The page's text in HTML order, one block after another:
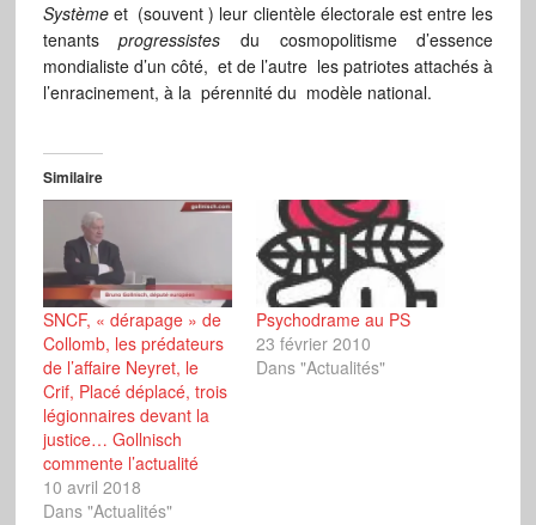
Systèmeet (souvent ) leur clientèle électorale est entre les
tenantsprogressistes du cosmopolitisme d’essence
mondialiste d’un côté, et de l’autre les patriotes attachés à
l’enracinement, à la pérennité du modèle national.
Similaire
SNCF, « dérapage » de
Collomb, les prédateurs
de l’affaire Neyret, le
Crif, Placé déplacé, trois
légionnaires devant la
justice… Gollnisch
commente l’actualité
10 avril 2018
Dans "Actualités"
Psychodrame au PS
23 février 2010
Dans "Actualités"